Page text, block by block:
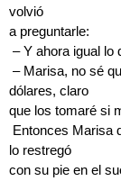
volvió
a preguntarle:
– Y ahora igual lo
– Marisa, no sé
dólares, claro
que los tomaré si
Entonces Marisa
lo restregó
con su pie en el